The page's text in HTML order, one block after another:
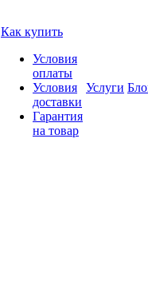
Как купить
Условия
оплаты
Условия
доставки
Гарантия
на товар
Услуги